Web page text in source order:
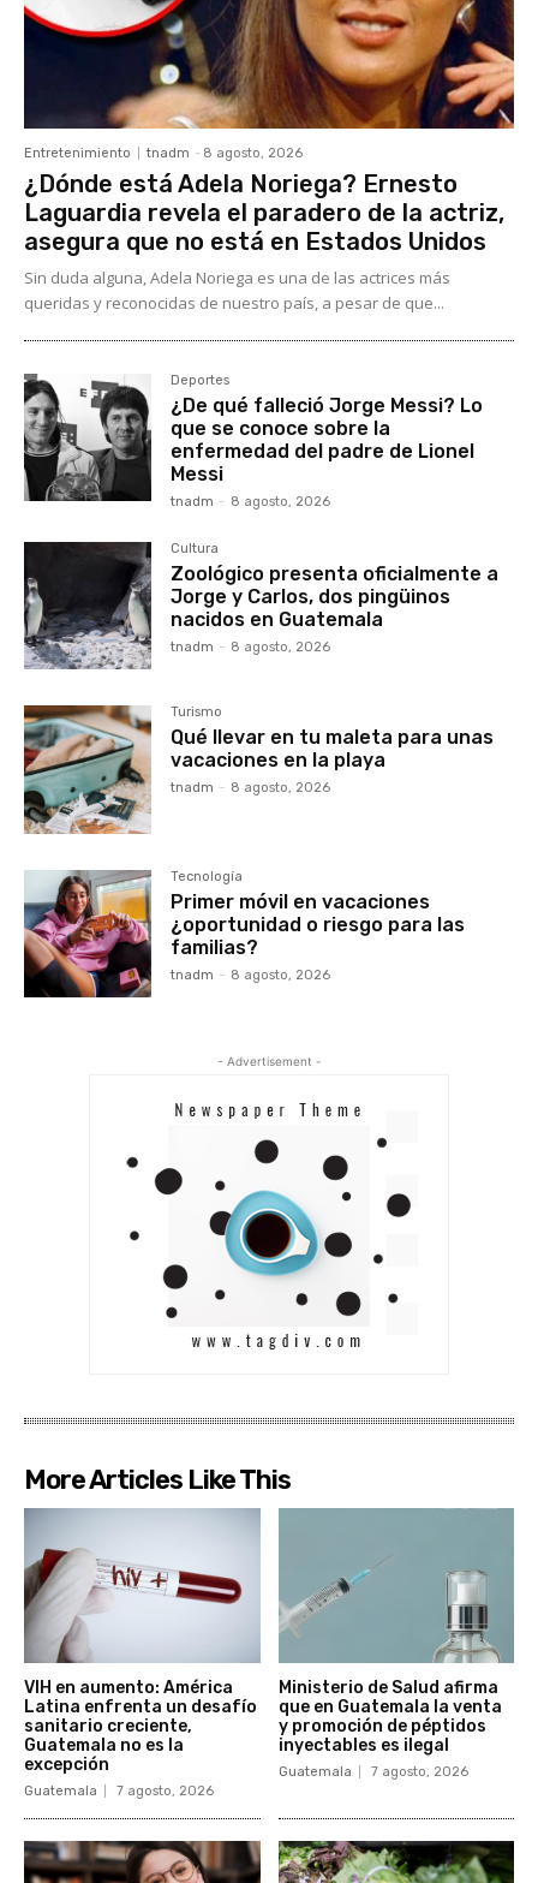
Entretenimiento tnadm - 8 agosto, 2026
¿Dónde está Adela Noriega? Ernesto
Laguardia revela el paradero de la actriz,
asegura que no está en Estados Unidos
Sin duda alguna, Adela Noriega es una de las actrices más
queridas y reconocidas de nuestro país, a pesar de que...
Deportes
¿De qué falleció Jorge Messi? Lo
que se conoce sobre la
enfermedad del padre de Lionel
Messi
tnadm - 8 agosto, 2026
Cultura
Zoológico presenta oficialmente a
Jorge y Carlos, dos pingüinos
nacidos en Guatemala
tnadm - 8 agosto, 2026
Turismo
Qué llevar en tu maleta para unas
vacaciones en la playa
tnadm - 8 agosto, 2026
Tecnología
Primer móvil en vacaciones
¿oportunidad o riesgo para las
familias?
tnadm - 8 agosto, 2026
- Advertisement -
More Articles Like This
VIH en aumento: América
Latina enfrenta un desafío
sanitario creciente,
Guatemala no es la
excepción
Guatemala 7 agosto, 2026
Ministerio de Salud afirma
que en Guatemala la venta
y promoción de péptidos
inyectables es ilegal
Guatemala 7 agosto, 2026